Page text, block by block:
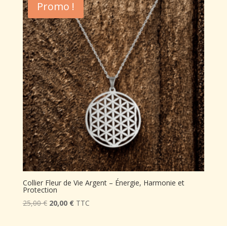
25,00 €.20,00 €.
Promo !
Collier Fleur de Vie Argent – Énergie, Harmonie et
Protection
25,00€ Le
20,00 €LeTTC